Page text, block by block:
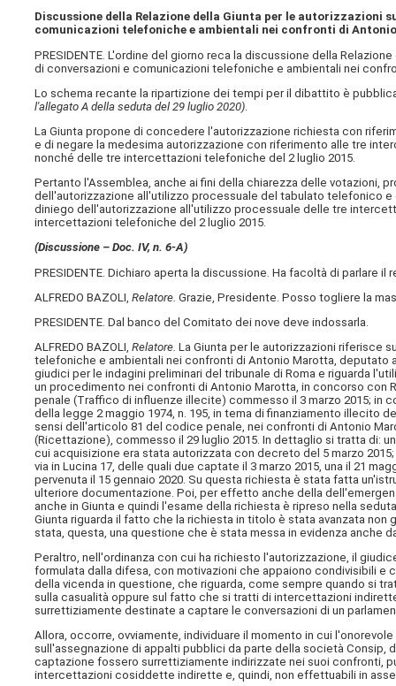
Discussione della Relazione della Giunta per le
comunicazioni telefoniche e ambientali nei confronti di
PRESIDENTE. L'ordine del giorno reca la discussione della
di conversazioni e comunicazioni telefoniche e ambientali nei
Lo schema recante la ripartizione dei tempi per il dibattito è
l'allegato A della seduta del 29 luglio 2020)
La Giunta propone di concedere l'autorizzazione richiesta con
e di negare la medesima autorizzazione con riferimento alle tre
nonché delle tre intercettazioni telefoniche del 2 luglio 2015.
Pertanto l'Assemblea, anche ai fini della chiarezza delle votazioni,
dell'autorizzazione all'utilizzo processuale del tabulato telefonico
diniego dell'autorizzazione all'utilizzo processuale delle tre
intercettazioni telefoniche del 2 luglio 2015.
(Discussione – Doc. IV, n. 6-A)
PRESIDENTE. Dichiaro aperta la discussione. Ha facoltà di parlare il
ALFREDO BAZOLI,Relatore.Grazie, Presidente. Posso togliere la
PRESIDENTE. Dal banco del Comitato dei nove deve indossarla.
ALFREDO BAZOLI,Relatore.La Giunta per le autorizzazioni riferisce
telefoniche e ambientali nei confronti di Antonio Marotta, deputato
giudici per le indagini preliminari del tribunale di Roma e riguarda
un procedimento nei confronti di Antonio Marotta, in concorso con
penale (Traffico di influenze illecite) commesso il 3 marzo 2015; in
della legge 2 maggio 1974, n. 195, in tema di finanziamento illecito
sensi dell'articolo 81 del codice penale, nei confronti di Antonio
(Ricettazione), commesso il 29 luglio 2015. In dettaglio si tratta di:
cui acquisizione era stata autorizzata con decreto del 5 marzo
via in Lucina 17, delle quali due captate il 3 marzo 2015, una il 21
pervenuta il 15 gennaio 2020. Su questa richiesta è stata fatta
ulteriore documentazione. Poi, per effetto anche della
anche in Giunta e quindi l'esame della richiesta è ripreso nella
Giunta riguarda il fatto che la richiesta in titolo è stata avanzata
stata, questa, una questione che è stata messa in evidenza anche
Peraltro, nell'ordinanza con cui ha richiesto l'autorizzazione, il
formulata dalla difesa, con motivazioni che appaiono condivisibili
della vicenda in questione, che riguarda, come sempre quando si
sulla casualità oppure sul fatto che si tratti di intercettazioni
surrettiziamente destinate a captare le conversazioni di un
Allora, occorre, ovviamente, individuare il momento in cui
sull'assegnazione di appalti pubblici da parte della società
captazione fossero surrettiziamente indirizzate nei suoi confronti,
intercettazioni cosiddette indirette e, quindi, non effettuabili in